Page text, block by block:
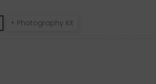
+ Photography Kit